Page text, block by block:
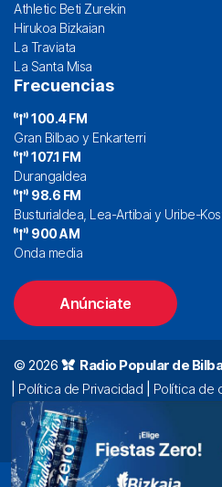
Athletic Beti Zurekin
Hirukoa Bizkaian
La Traviata
La Santa Misa
Frecuencias
100.4 FM
Gran Bilbao y Enkarterri
107.1 FM
Durangaldea
98.6 FM
Busturialdea, Lea-Artibai y Uribe-
900 AM
Onda media
Anúnciate
© 2026 Radio Popular de
Política de Privacidad Política de
Alda. Mazarredo, 47 – 7º 48009